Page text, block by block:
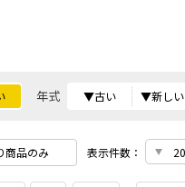
年式 ▼古い ▼新しい
商品のみ 表示件数：